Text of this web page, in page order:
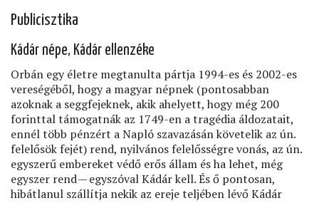
Publicisztika
Kádár népe, Kádár ellenzéke
Orbán egy életre megtanulta pártja 1994-es és 2002-es
vereségéből, hogy a magyar népnek (pontosabban
azoknak a seggfejeknek, akik ahelyett, hogy még 200
forinttal támogatnák az 1749-en a tragédia áldozatait,
ennél több pénzért a Napló szavazásán követelik az ún.
felelősök fejét) rend, nyilvános felelősségre vonás, az ún.
egyszerű embereket védő erős állam és ha lehet, még
egyszer rend — egyszóval Kádár kell. És ő pontosan,
hibátlanul szállítja nekik az ereje teljében lévő Kádár